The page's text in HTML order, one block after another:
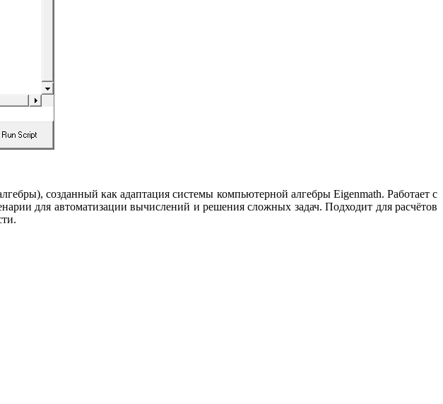
созданный как адаптация системы компьютерной алгебры Eigenmath. Работает с
для автоматизации вычислений и решения сложных задач. Подходит для расчётов